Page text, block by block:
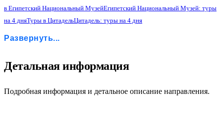
2
в Египетский Национальный МузейЕгипетский Национальный Музей: туры
на 4 дняТуры в ЦитадельЦитадель: туры на 4 дня
Туры в Рынок Хан эль Халили
Развернуть...
Детальная информация
Подробная информация и детальное описание направления.